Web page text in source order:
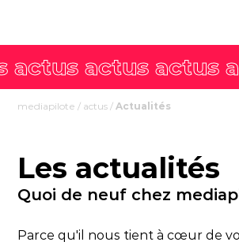
mediapilote / actus /Actualités
Les actualités
Quoi de neuf chez
Parce qu'il nous tient à cœur de